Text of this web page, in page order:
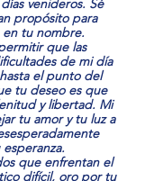
venideros. Sé
propósito para
tu nombre.
que las
de mi día
el punto del
tu deseo es que
y libertad. Mi
tu amor y tu luz a
que enfrentan el
difícil, oro por tu